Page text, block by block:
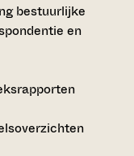
bestuurlijke
en